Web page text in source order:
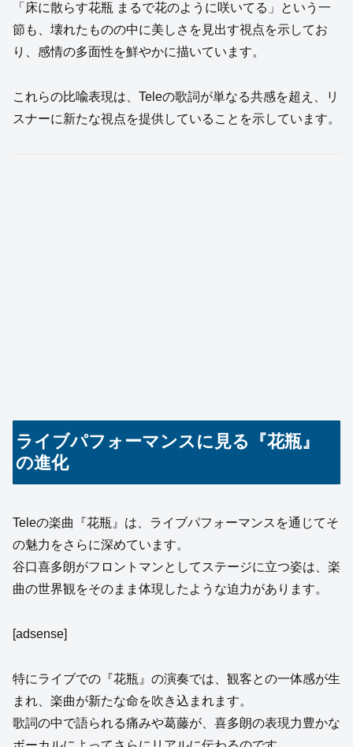
「床に散らす花瓶 まるで花のように咲いてる」という一
節も、壊れたものの中に美しさを見出す視点を示してお
り、感情の多面性を鮮やかに描いています。
これらの比喩表現は、Teleの歌詞が単なる共感を超え、リ
スナーに新たな視点を提供していることを示しています。
ライブパフォーマンスに見る『花瓶』
の進化
Teleの楽曲『花瓶』は、ライブパフォーマンスを通じてそ
の魅力をさらに深めています。
谷口喜多朗がフロントマンとしてステージに立つ姿は、楽
曲の世界観をそのまま体現したような迫力があります。
[adsense]
特にライブでの『花瓶』の演奏では、観客との一体感が生
まれ、楽曲が新たな命を吹き込まれます。
歌詞の中で語られる痛みや葛藤が、喜多朗の表現力豊かな